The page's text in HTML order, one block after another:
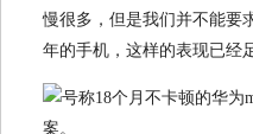
慢很多，但是我们并不能要
年的手机，这样的表现已经